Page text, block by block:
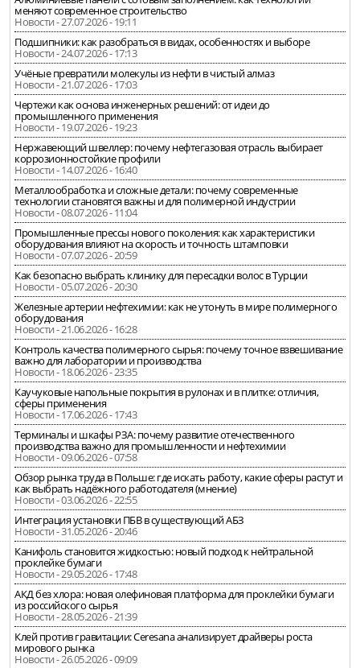
меняют современное строительство
Новости - 27.07.2026 - 19:11
Подшипники: как разобраться в видах, особенностях и выборе
Новости - 24.07.2026 - 17:13
Учёные превратили молекулы из нефти в чистый алмаз
Новости - 21.07.2026 - 17:03
Чертежи как основа инженерных решений: от идеи до
промышленного применения
Новости - 19.07.2026 - 19:23
Нержавеющий швеллер: почему нефтегазовая отрасль выбирает
коррозионностойкие профили
Новости - 14.07.2026 - 16:40
Металлообработка и сложные детали: почему современные
технологии становятся важны и для полимерной индустрии
Новости - 08.07.2026 - 11:04
Промышленные прессы нового поколения: как характеристики
оборудования влияют на скорость и точность штамповки
Новости - 07.07.2026 - 20:59
Как безопасно выбрать клинику для пересадки волос в Турции
Новости - 05.07.2026 - 20:30
Железные артерии нефтехимии: как не утонуть в мире полимерного
оборудования
Новости - 21.06.2026 - 16:28
Контроль качества полимерного сырья: почему точное взвешивание
важно для лаборатории и производства
Новости - 18.06.2026 - 23:35
Каучуковые напольные покрытия в рулонах и в плитке: отличия,
сферы применения
Новости - 17.06.2026 - 17:43
Терминалы и шкафы РЗА: почему развитие отечественного
производства важно для промышленности и нефтехимии
Новости - 09.06.2026 - 07:58
Обзор рынка труда в Польше: где искать работу, какие сферы растут и
как выбрать надёжного работодателя (мнение)
Новости - 03.06.2026 - 22:55
Интеграция установки ПБВ в существующий АБЗ
Новости - 31.05.2026 - 20:46
Канифоль становится жидкостью: новый подход к нейтральной
проклейке бумаги
Новости - 29.05.2026 - 17:48
АКД без хлора: новая олефиновая платформа для проклейки бумаги
из российского сырья
Новости - 28.05.2026 - 21:39
Клей против гравитации: Ceresana анализирует драйверы роста
мирового рынка
Новости - 26.05.2026 - 09:09